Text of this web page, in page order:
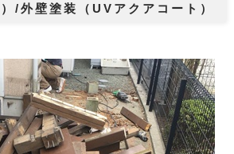
/外壁塗装（UVアクアコート）